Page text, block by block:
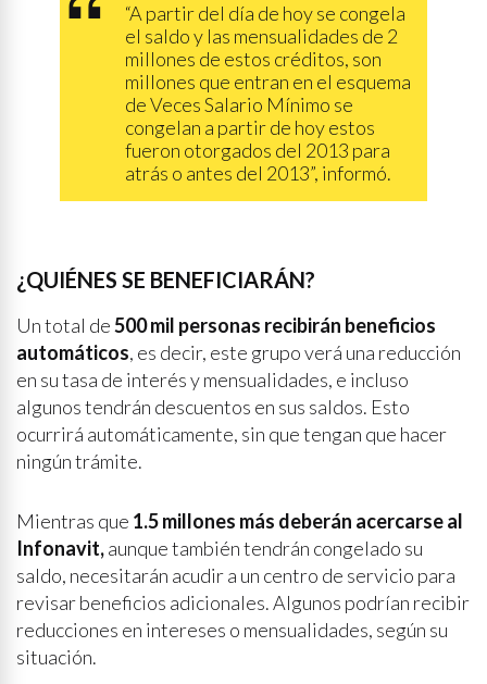
“A partir del día de hoy se congela
el saldo y las mensualidades de 2
millones de estos créditos, son
millones que entran en el esquema
de Veces Salario Mínimo se
congelan a partir de hoy estos
fueron otorgados del 2013 para
atrás o antes del 2013”, informó.
¿QUIÉNES SE BENEFICIARÁN?
Un total de500 mil personas recibirán beneficios
automáticos, es decir, este grupo verá una reducción
en su tasa de interés y mensualidades, e incluso
algunos tendrán descuentos en sus saldos. Esto
ocurrirá automáticamente, sin que tengan que hacer
ningún trámite.
Mientras que 1.5 millones más deberán acercarse al
Infonavit,aunque también tendrán congelado su
saldo, necesitarán acudir a un centro de servicio para
revisar beneficios adicionales. Algunos podrían recibir
reducciones en intereses o mensualidades, según su
situación.